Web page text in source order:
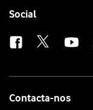
Primao ícone de
Follow
Social
Contacta-nos